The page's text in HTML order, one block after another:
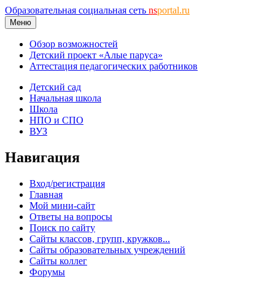
Образовательная социальная сеть nsportal.ru
Меню
Обзор возможностей
Детский проект «Алые паруса»
Аттестация педагогических работников
Детский сад
Начальная школа
Школа
НПО и СПО
ВУЗ
Навигация
Вход/регистрация
Главная
Мой мини-сайт
Ответы на вопросы
Поиск по сайту
Сайты классов, групп, кружков...
Сайты образовательных учреждений
Сайты коллег
Форумы